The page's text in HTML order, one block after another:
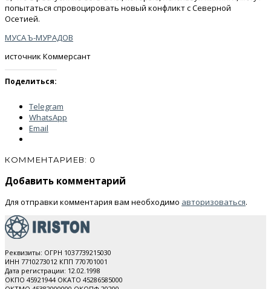
попытаться спровоцировать новый конфликт с Северной
Осетией.
МУСА Ъ-МУРАДОВ
источник Коммерсант
Поделиться:
Telegram
WhatsApp
Email
КОММЕНТАРИЕВ: 0
Добавить комментарий
Для отправки комментария вам необходимо авторизоваться.
Реквизиты: ОГРН 1037739215030
ИНН 7710273012 КПП 770701001
Дата регистрации: 12.02.1998
ОКПО 45921944 ОКАТО 45286585000